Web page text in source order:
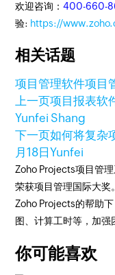
欢迎咨询：400-660-
验: https://
相关话题
项目管理软件项目
上一页项目报表软
Yunfei Shang
下一页如何将复杂
月18日Yunfei
Zoho Projects项目管
荣获项目管理国际大
Zoho Projects的帮助
图、计算工时等，加强
你可能喜欢